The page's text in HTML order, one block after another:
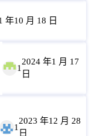
年10 月 18 日
1
2024 年1 月 17
日
1
2023 年12 月 28
日